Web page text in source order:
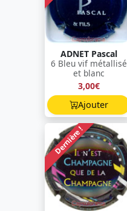
ADNET Pascal
6 Bleu vif métallisé
et blanc
3,00€
Ajouter
Dernière !